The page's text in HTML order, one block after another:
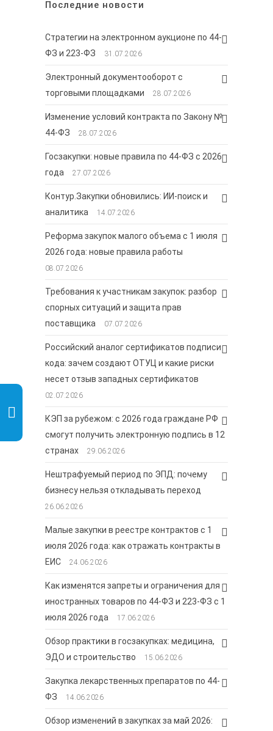
Последние новости
Стратегии на электронном аукционе по 44-
ФЗ и 223-ФЗ
31.07.2026
Электронный документооборот с
торговыми площадками
28.07.2026
Изменение условий контракта по Закону №
44-ФЗ
28.07.2026
Госзакупки: новые правила по 44-ФЗ с 2026
года
27.07.2026
Контур.Закупки обновились: ИИ-поиск и
аналитика
14.07.2026
Реформа закупок малого объема с 1 июля
2026 года: новые правила работы
08.07.2026
Требования к участникам закупок: разбор
спорных ситуаций и защита прав
поставщика
07.07.2026
Российский аналог сертификатов подписи
кода: зачем создают ОТУЦ и какие риски
несет отзыв западных сертификатов
02.07.2026
КЭП за рубежом: с 2026 года граждане РФ
смогут получить электронную подпись в 12
странах
29.06.2026
Нештрафуемый период по ЭПД: почему
бизнесу нельзя откладывать переход
26.06.2026
Малые закупки в реестре контрактов с 1
июля 2026 года: как отражать контракты в
ЕИС
24.06.2026
Как изменятся запреты и ограничения для
иностранных товаров по 44-ФЗ и 223-ФЗ с 1
июля 2026 года
17.06.2026
Обзор практики в госзакупках: медицина,
ЭДО и строительство
15.06.2026
Закупка лекарственных препаратов по 44-
ФЗ
14.06.2026
Обзор изменений в закупках за май 2026: